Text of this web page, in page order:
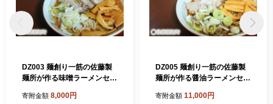
DZ003 麺創り一筋の佐藤製
麺所が作る味噌ラーメンセッ
寄附金額 8,000円
DZ005 麺創り一筋の佐藤製
麺所が作る醤油ラーメンセッ
寄附金額 11,000円